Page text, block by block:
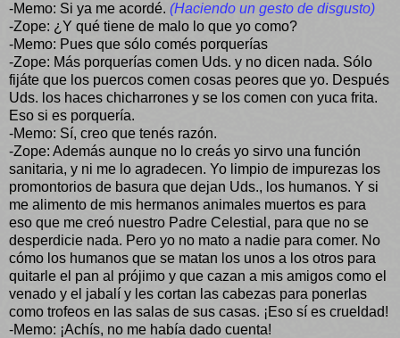
-Memo: Si ya me acordé. (Haciendo un gesto de disgusto)
-Zope: ¿Y qué tiene de malo lo que yo como?
-Memo: Pues que sólo comés porquerías
-Zope: Más porquerías comen Uds. y no dicen nada. Sólo
fijáte que los puercos comen cosas peores que yo. Después
Uds. los haces chicharrones y se los comen con yuca frita.
Eso si es porquería.
-Memo: Sí, creo que tenés razón.
-Zope: Además aunque no lo creás yo sirvo una función
sanitaria, y ni me lo agradecen. Yo limpio de impurezas los
promontorios de basura que dejan Uds., los humanos. Y si
me alimento de mis hermanos animales muertos es para
eso que me creó nuestro Padre Celestial, para que no se
desperdicie nada. Pero yo no mato a nadie para comer. No
cómo los humanos que se matan los unos a los otros para
quitarle el pan al prójimo y que cazan a mis amigos como el
venado y el jabalí y les cortan las cabezas para ponerlas
como trofeos en las salas de sus casas. ¡Eso sí es crueldad!
-Memo: ¡Achís, no me había dado cuenta!